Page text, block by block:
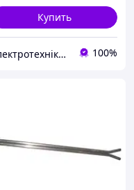
Купить
Електротехніка, автоматизація, КВП та А, привідна техніка 100%